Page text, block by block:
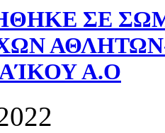
ΣΕ
Α.Ο